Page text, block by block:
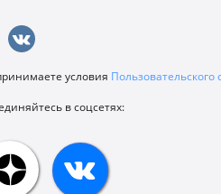
условия
в соцсетях: